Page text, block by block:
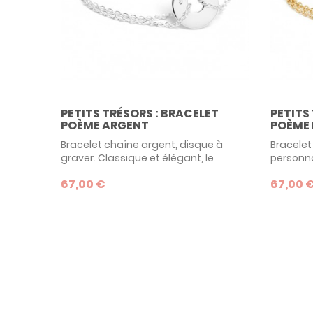
PETITS TRÉSORS : BRACELET
POÈME ARGENT
Bracelet chaîne argent, disque à
graver. Classique et élégant, le
Trésors est un classique des bijoux
67,00 €
PETITS
POÈME
bijoux
67,00